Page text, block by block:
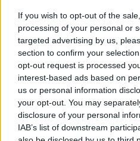
If you wish to opt-out of the
processing of your personal or
targeted advertising by us,
section to confirm your
opt-out request is processed
interest-based ads based on
us or personal information
your opt-out. You may
disclosure of your personal
IAB’s list of downstream
Denna String-hylla satt
blivit nya Ernst så den
istället. Jag älskar den –
mycket förvaring. Tanken
att jag lätt kan sätta upp
enklare. Jag hade ett